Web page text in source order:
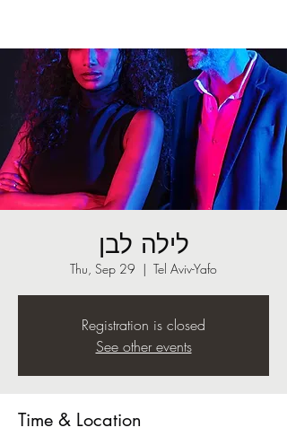
לילה לבן
Thu, Sep 29
  |
Tel Aviv-Yafo
Registration is closed
See other events
Time & Location